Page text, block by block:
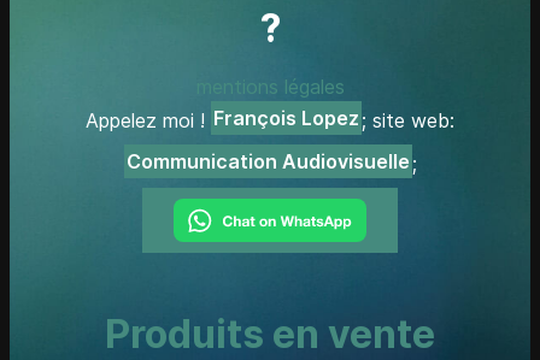
?
mentions légales
Appelez moi ! François Lopez ; site web:
Communication Audiovisuelle ;
Produits en vente